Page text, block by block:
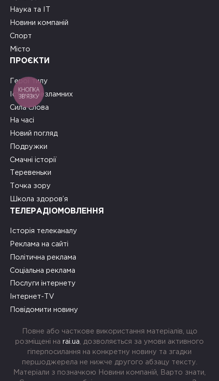
Наука та ІТ
Новини компаній
Спорт
Місто
ПРОЄКТИ
Герої тилу
Історії Незламних
Сила слова
На часі
Новий погляд
Подружки
Смачні історії
Теревеньки
Точка зору
Школа здоров’я
ТЕЛЕРАДІОМОВЛЕННЯ
Історія телеканалу
Реклама на сайті
Політична реклама
Соціальна реклама
Послуги інтернету
Інтернет-TV
Повідомити новину
Повне або часткове використання матеріалів, що
розміщені на rai.ua , дозволяється за умови активного
гіперпосилання на конкретну новину та згадки
першоджерела не нижче другого абзацу тексту.
Матеріали з позначкою Новини компаній, Варто знати,
КНОПКА
ЗВ'ЯЗКУ